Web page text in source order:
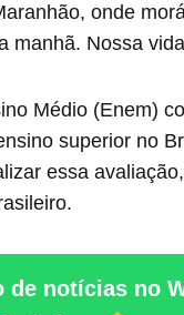
onde
manhã. Nossa
Médio (Enem)
superior no
essa
notícias no